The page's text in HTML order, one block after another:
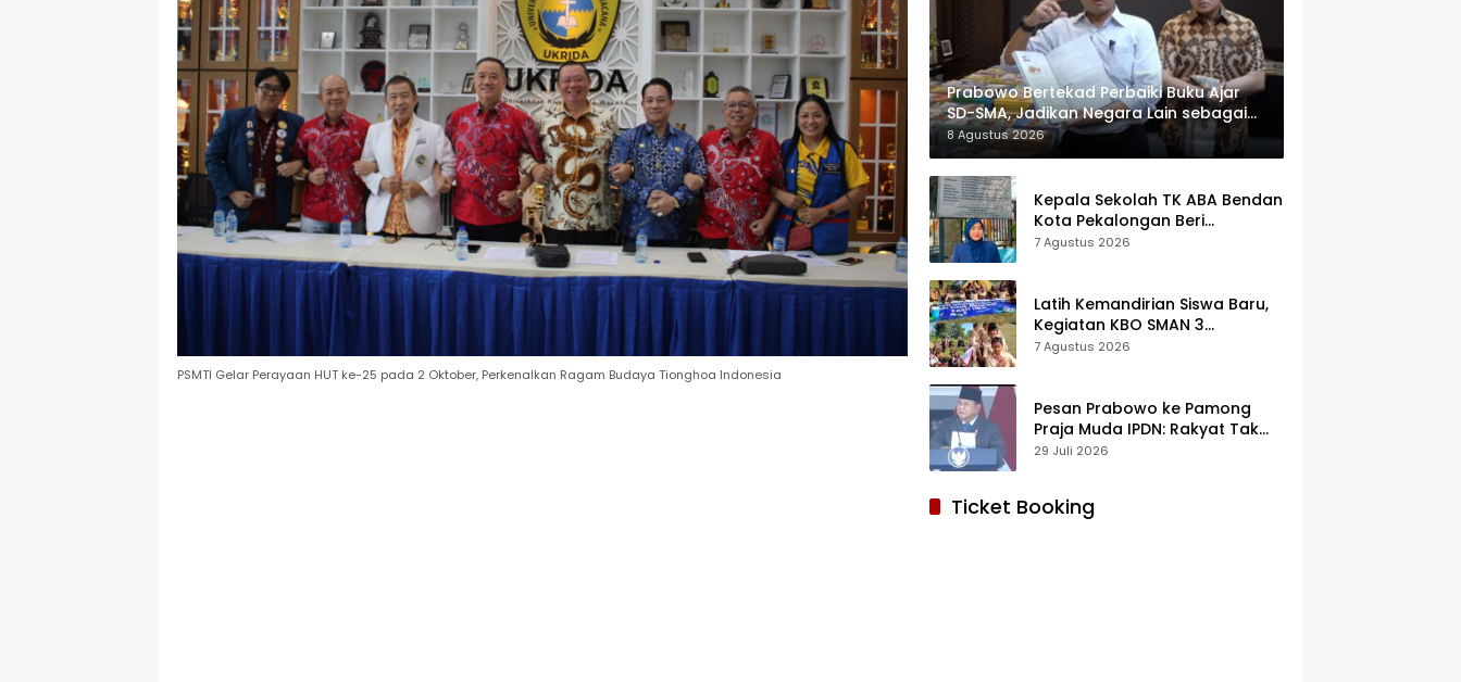
PSMTI Gelar Perayaan HUT ke-25 pada 2 Oktober, Perkenalkan Ragam Budaya Tionghoa Indonesia
Prabowo Bertekad Perbaiki Buku Ajar
SD-SMA, Jadikan Negara Lain sebagai
Referensi
8 Agustus 2026
Kepala Sekolah TK ABA Bendan
Kota Pekalongan Beri
Klarifikasi, Luruskan Isu Proyek
7 Agustus 2026
Latih Kemandirian Siswa Baru,
Kegiatan KBO SMAN 3
Pekalongan Mendapat
7 Agustus 2026
Pesan Prabowo ke Pamong
Praja Muda IPDN: Rakyat Tak
Butuh Birokrasi Berbelit
29 Juli 2026
Ticket Booking